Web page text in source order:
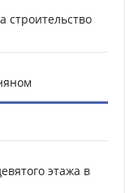
строительство
этажа в